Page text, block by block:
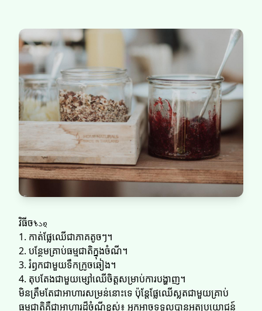
វិធីចზად
1. កាត់ផ្លែឈើជាភាគតូចៗ។
2. បន្ថែមគ្រាប់ធម្មជាតិក្នុងចំណី។
3. រំឭកជាមួយទឹកក្រូចឆៀង។
4. តុបតែងជាមួយម្សៅឈើចិត្តសម្រាប់ការបង្ហាញ។
មិនត្រឹមតែជាអាហារសម្រន់នោះទេ ប៉ុន្តែផ្លែឈើស្លតជាមួយគ្រាប់
ធម្មជាតិគឺជាអាហារដ៏ចំណីខ្ពស់៖ អ្នកអាចទទួលបានអត្ថប្រយោជន៍